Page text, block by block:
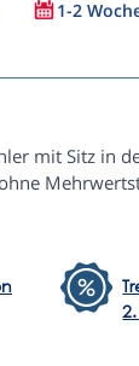
1-2
mit Sitz in